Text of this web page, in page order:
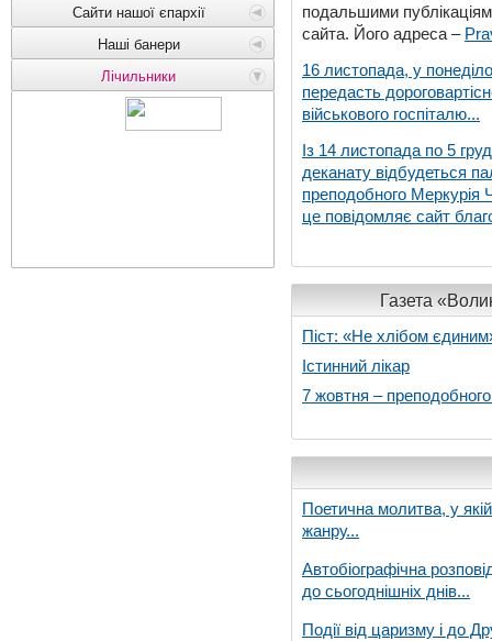
Сайти нашої єпархії
Наші банери
Лічильники
подальшими
сайта. Його адреса –
16 листопада, у
передасть
військового госпіталю...
Із 14 листопада по 5
деканату відбудеться
преподобного Меркурія
це повідомляє сайт
Газета
Піст: «Не хлібом
Істинний лікар
7 жовтня –
Поетична молитва, у
жанру...
Автобіографічна
до сьогоднішніх днів...
Події від царизму і до